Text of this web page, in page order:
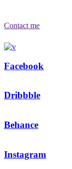
Contact me
Facebook
Dribbble
Behance
Instagram